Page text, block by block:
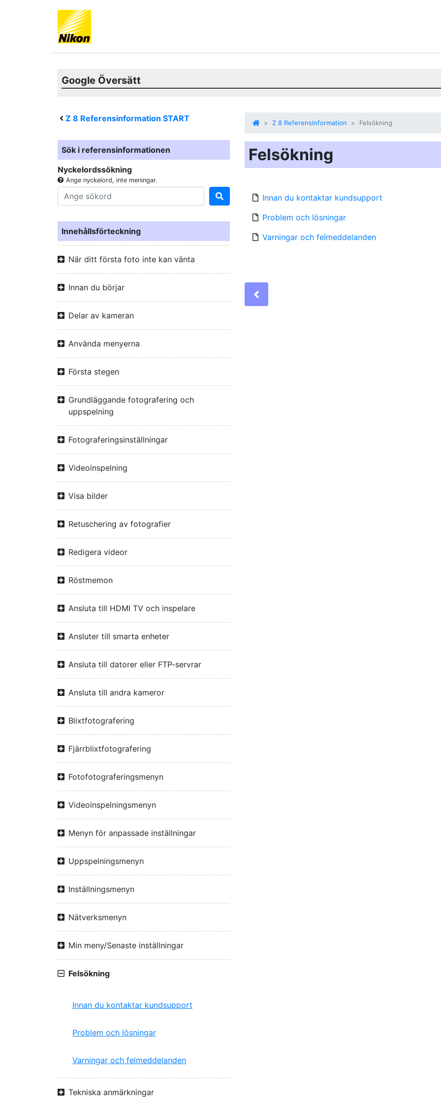
Google Översätt
Z 8 Referensinformation START
Sök i referensinformationen
Nyckelordssökning
Ange nyckelord, inte meningar.
Innehållsförteckning
När ditt första foto inte kan vänta
Innan du börjar
Delar av kameran
Använda menyerna
Första stegen
Grundläggande fotografering och
uppspelning
Fotograferingsinställningar
Videoinspelning
Visa bilder
Retuschering av fotografier
Redigera videor
Röstmemon
Ansluta till HDMI TV och inspelare
Ansluter till smarta enheter
Ansluta till datorer eller FTP-servrar
Ansluta till andra kameror
Blixtfotografering
Fjärrblixtfotografering
Fotofotograferingsmenyn
Videoinspelningsmenyn
Menyn för anpassade inställningar
Uppspelningsmenyn
Inställningsmenyn
Nätverksmenyn
Min meny/Senaste inställningar
Felsökning
Innan du kontaktar kundsupport
Problem och lösningar
Varningar och felmeddelanden
Tekniska anmärkningar
Z 8 Referensinformation Felsökning
Felsökning
Innan du kontaktar kundsupport
Problem och lösningar
Varningar och felmeddelanden